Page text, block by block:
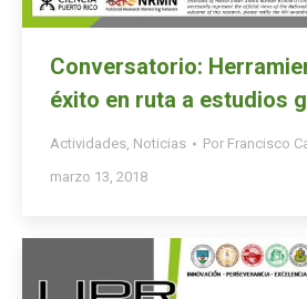
Conversatorio:
éxito en ruta a estudios
Actividades, Noticias Por Francisco
marzo 13, 2018